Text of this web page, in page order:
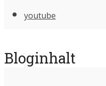
youtube
Bloginhalt